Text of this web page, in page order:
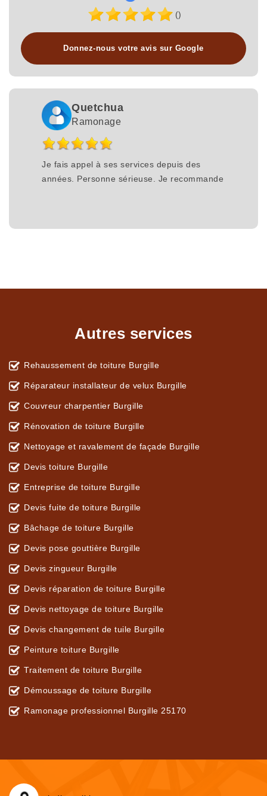
()
Donnez-nous votre avis sur Google
Quetchua
Ramonage
Je fais appel à ses services depuis des
années. Personne sérieuse. Je recommande
Autres services
Rehaussement de toiture Burgille
Réparateur installateur de velux Burgille
Couvreur charpentier Burgille
Rénovation de toiture Burgille
Nettoyage et ravalement de façade Burgille
Devis toiture Burgille
Entreprise de toiture Burgille
Devis fuite de toiture Burgille
Bâchage de toiture Burgille
Devis pose gouttière Burgille
Devis zingueur Burgille
Devis réparation de toiture Burgille
Devis nettoyage de toiture Burgille
Devis changement de tuile Burgille
Peinture toiture Burgille
Traitement de toiture Burgille
Démoussage de toiture Burgille
Ramonage professionnel Burgille 25170